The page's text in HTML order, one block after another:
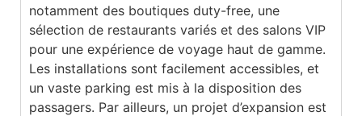
notamment des boutiques duty-free, une
sélection de restaurants variés et des salons VIP
pour une expérience de voyage haut de gamme.
Les installations sont facilement accessibles, et
un vaste parking est mis à la disposition des
passagers. Par ailleurs, un projet d’expansion est